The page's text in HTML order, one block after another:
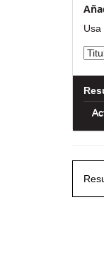
Usa